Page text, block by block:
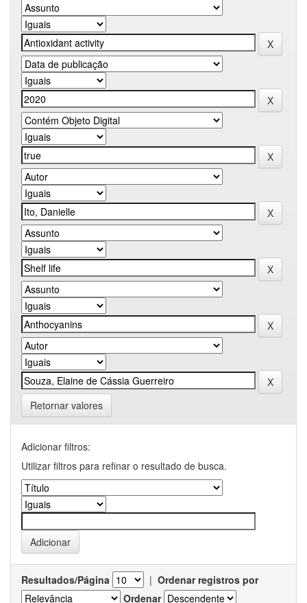
Retornar valores
Adicionar filtros:
Utilizar filtros para refinar o resultado de busca.
Resultados/Página | Ordenar registros por
Ordenar